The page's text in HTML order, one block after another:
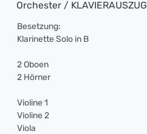
Orchester / KLAVIERAUSZUG
Besetzung:
Klarinette Solo in B
2 Oboen
2 Hörner
Violine 1
Violine 2
Viola